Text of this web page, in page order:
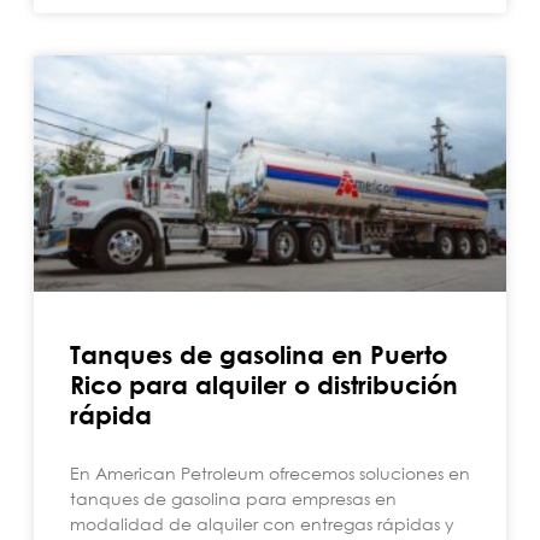
Tanques de gasolina en Puerto
Rico para alquiler o distribución
rápida
En American Petroleum ofrecemos soluciones en
tanques de gasolina para empresas en
modalidad de alquiler con entregas rápidas y